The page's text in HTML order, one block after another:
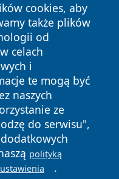
cookies, aby
także plików
od
celach
i
te mogą być
naszych
ze
do serwisu",
polityką
.
prawa
Polityka